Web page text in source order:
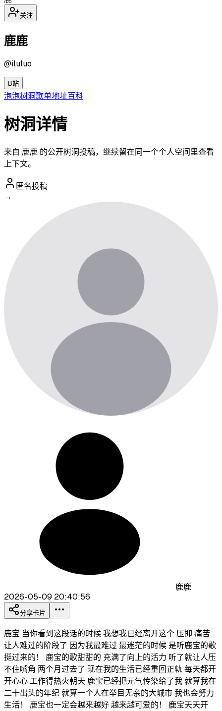
关注
鹿鹿
@iluluo
B站
泡泡树洞歌单地址百科
树洞详情
来自 鹿鹿 的公开树洞投稿，继续留在同一个个人空间里查看
上下文。
匿名投稿
→
鹿鹿
2026-05-09 20:40:56
分享卡片
鹿宝 当你看到这段话的时候 我想我已经离开这个 压抑 痛苦
让人难过的阶段了 因为我最难过 最迷茫的时候 是听鹿宝的歌
挺过来的！ 鹿宝的歌甜甜的 充满了向上的活力 听了就让人压
不住嘴角 两个月过去了 现在我的生活已经重回正轨 每天都开
开心心 工作得热火朝天 鹿宝已经把元气传染给了我 就算我在
二十出头的年纪 就算一个人在举目无亲的大城市 我也会努力
生活！ 鹿宝也一定会越来越好 越来越可爱的！ 鹿宝天天开